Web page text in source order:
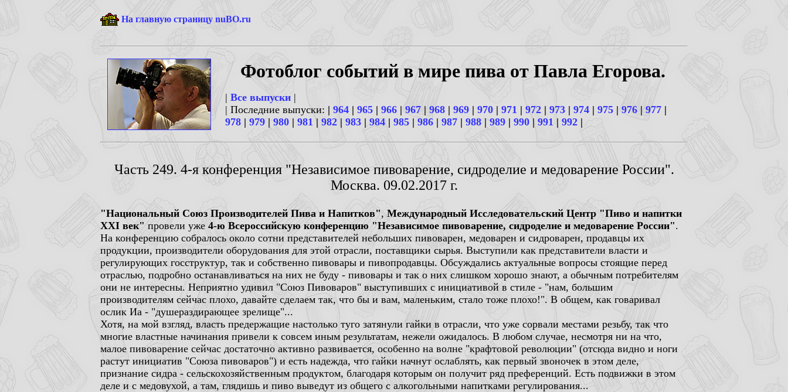
На главную страницу nuBO.ru
Фотоблог событий в мире пива от Павла Егорова.
| Все выпуски |
| Последние выпуски: | 964 | 965 | 966 | 967 | 968 | 969 | 970 | 971 | 972 | 973 | 974 | 975 | 976 | 977 |
978 | 979 | 980 | 981 | 982 | 983 |984| 985 | 986 | 987 | 988| 989 | 990 | 991 | 992 |
Часть 249. 4-я конференция "Независимое пивоварение, сидроделие и медоварение России".
Москва. 09.02.2017 г.
"Национальный Союз Производителей Пива и Напитков",Международный Исследовательский Центр "Пиво и напитки
ХХI век" провели уже4-ю Всероссийскую конференцию "Независимое пивоварение, сидроделие и медоварение России".
На конференцию собралось около сотни представителей небольших пивоварен, медоварен и сидроварен, продавцы их
продукции, производители оборудования для этой отрасли, поставщики сырья. Выступили как представители власти и
регулирующих госструктур, так и собственно пивовары и пивопродавцы. Обсуждались актуальные вопросы стоящие перед
отраслью, подробно останавливаться на них не буду - пивовары и так о них слишком хорошо знают, а обычным потребителям
они не интересны. Неприятно удивил "Союз Пивоваров" выступивших с инициативой в стиле - "нам, большим
производителям сейчас плохо, давайте сделаем так, что бы и вам, маленьким, стало тоже плохо!". В общем, как говаривал
ослик Иа - "душераздирающее зрелище"...
Хотя, на мой взгляд, власть предержащие настолько туго затянули гайки в отрасли, что уже сорвали местами резьбу, так что
многие властные начинания привели к совсем иным результатам, нежели ожидалось. В любом случае, несмотря ни на что,
малое пивоварение сейчас достаточно активно развивается, особенно на волне "крафтовой революции" (отсюда видно и ноги
растут инициатив "Союза пивоваров") и есть надежда, что гайки начнут ослаблять, как первый звоночек в этом деле,
признание сидра - сельскохозяйственным продуктом, благодаря которым он получит ряд преференций. Есть подвижки в этом
деле и с медовухой, а там, глядишь и пиво выведут из общего с алкогольными напитками регулирования...